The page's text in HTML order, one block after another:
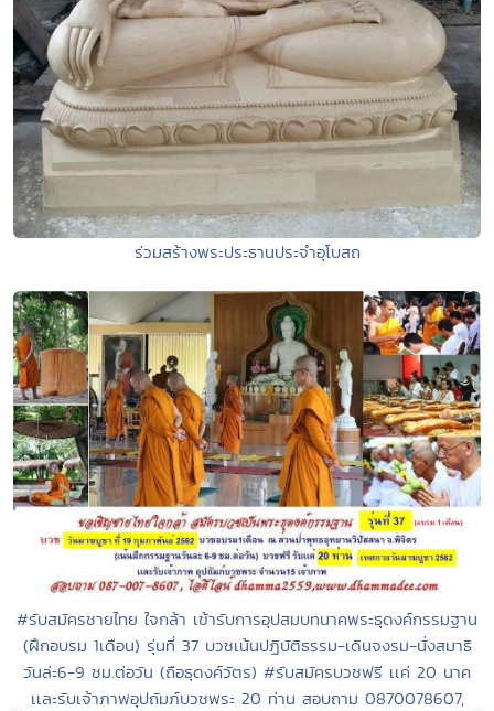
ร่วมสร้างพระประธานประจำอุโบสถ
#รับสมัครชายไทย ใจกล้า เข้ารับการอุปสมบทนาคพระธุดงค์กรรมฐาน
(ฝึกอบรม 1เดือน) รุ่นที่ 37 บวชเน้นปฏิบัติธรรม-เดินจงรม-นั่งสมาธิ
วันล่ะ6-9 ชม.ต่อวัน (ถือธุดงค์วัตร) #รับสมัครบวชฟรี เเค่ 20 นาค
เเละรับเจ้าภาพอุปถัมภ์บวชพระ 20 ท่าน สอบถาม 0870078607,